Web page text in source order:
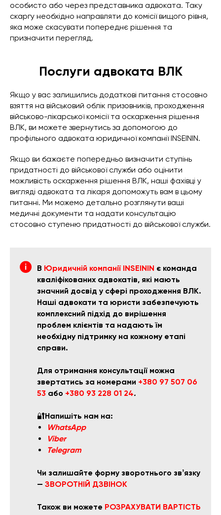
особисто або через представника адвоката. Таку
скаргу необхідно направляти до комісії вищого рівня,
яка може скасувати попереднє рішення та
призначити перегляд.
Послуги адвоката ВЛК
Якщо у вас залишились додаткові питання стосовно
взяття на військовий облік призовників, проходження
військово-лікарської комісії та оскарження рішення
ВЛК, ви можете звернутись за допомогою до
профільного адвоката юридичної компанії INSEININ.
Якщо ви бажаєте попередньо визначити ступінь
придатності до військової служби або оцінити
можливість оскарження рішення ВЛК, наші фахівці у
вигляді адвоката та лікаря допоможуть вам в цьому
питанні. Ми можемо детально розглянути ваші
медичні документи та надати консультацію
стосовно ступеню придатності до військової служби.
В Юридичній компанії INSEININ є команда
кваліфікованих адвокатів, які мають
значний досвід у сфері проходження ВЛК.
Наші адвокати та юристи забезпечують
комплексний підхід до вирішення
проблем клієнтів та надають їм
необхідну підтримку на кожному етапі
справи.
Для отримання консультації можна
звертатись за номерами +380 97 507 06
53 або +380 93 228 01 24.
🔐Напишіть нам на:
WhatsApp
Viber
Telegram
Чи залишайте форму зворотнього звʼязку
— ЗВОРОТНІЙ ДЗВІНОК
Також ви можете РОЗРАХУВАТИ ВАРТІСТЬ